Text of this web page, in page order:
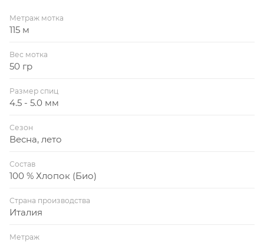
Метраж мотка
115 м
Вес мотка
50 гр
Размер спиц
4.5 - 5.0 мм
Сезон
Весна, лето
Состав
100 % Хлопок (Био)
Страна производства
Италия
Метраж